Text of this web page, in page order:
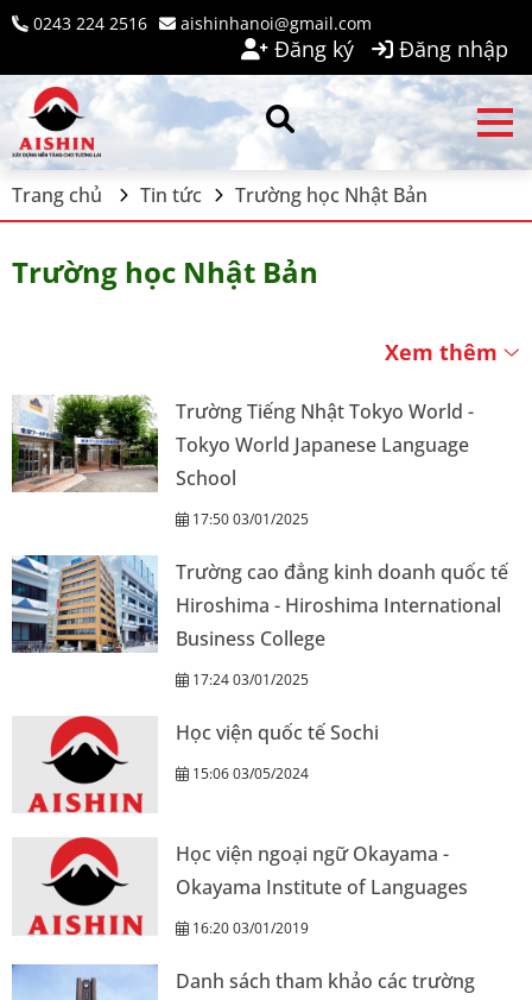
0243 224 2516 aishinhanoi@gmail.com
Đăng ký Đăng nhập
Trang chủ Tin tức Trường học Nhật Bản
Trường học Nhật Bản
Xem thêm
Trường Tiếng Nhật Tokyo World -
Tokyo World Japanese Language
School
17:50 03/01/2025
Trường cao đẳng kinh doanh quốc tế
Hiroshima - Hiroshima International
Business College
17:24 03/01/2025
Học viện quốc tế Sochi
15:06 03/05/2024
Học viện ngoại ngữ Okayama -
Okayama Institute of Languages
16:20 03/01/2019
Danh sách tham khảo các trường